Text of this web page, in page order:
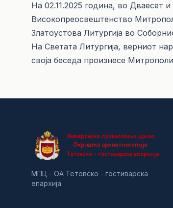
На 02.11.2025 година, во Дваесет
Високопреосвештенство
Златоустова Литургија во
На Светата Литургија, верниот
своја беседа произнесе
МПЦ - ОА Тетовско - гостиварска
епархија